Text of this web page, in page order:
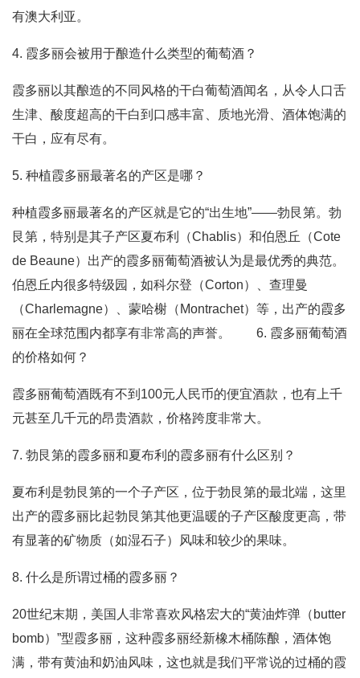
有澳大利亚。
4. 霞多丽会被用于酿造什么类型的葡萄酒？
霞多丽以其酿造的不同风格的干白葡萄酒闻名，从令人口舌
生津、酸度超高的干白到口感丰富、质地光滑、酒体饱满的
干白，应有尽有。
5. 种植霞多丽最著名的产区是哪？
种植霞多丽最著名的产区就是它的“出生地”——勃艮第。勃
艮第，特别是其子产区夏布利（Chablis）和伯恩丘（Cote
de Beaune）出产的霞多丽葡萄酒被认为是最优秀的典范。
伯恩丘内很多特级园，如科尔登（Corton）、查理曼
（Charlemagne）、蒙哈榭（Montrachet）等，出产的霞多
丽在全球范围内都享有非常高的声誉。 6. 霞多丽葡萄酒
的价格如何？
霞多丽葡萄酒既有不到100元人民币的便宜酒款，也有上千
元甚至几千元的昂贵酒款，价格跨度非常大。
7. 勃艮第的霞多丽和夏布利的霞多丽有什么区别？
夏布利是勃艮第的一个子产区，位于勃艮第的最北端，这里
出产的霞多丽比起勃艮第其他更温暖的子产区酸度更高，带
有显著的矿物质（如湿石子）风味和较少的果味。
8. 什么是所谓过桶的霞多丽？
20世纪末期，美国人非常喜欢风格宏大的“黄油炸弹（butter
bomb）”型霞多丽，这种霞多丽经新橡木桶陈酿，酒体饱
满，带有黄油和奶油风味，这也就是我们平常说的过桶的霞